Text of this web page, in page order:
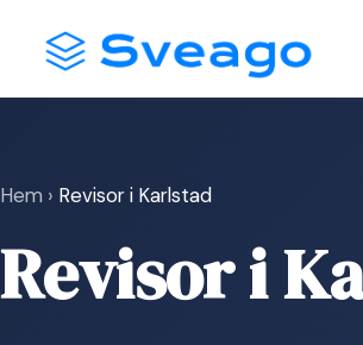
Hem › Revisor i Karlstad
Revisor i